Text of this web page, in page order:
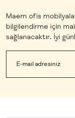
Maem ofis
bilgilendirme için
sağlanacaktır. İyi